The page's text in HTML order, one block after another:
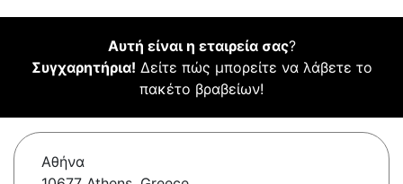
Αυτή είναι η εταιρεία σας?
Συγχαρητήρια! Δείτε πώς μπορείτε να λάβετε το
πακέτο βραβείων!
Αθήνα